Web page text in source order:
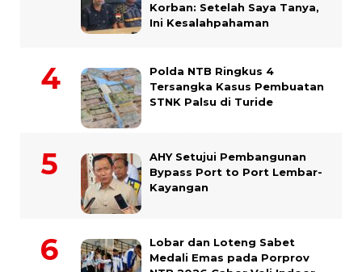
Korban: Setelah Saya Tanya,
Ini Kesalahpahaman
Polda NTB Ringkus 4
Tersangka Kasus Pembuatan
STNK Palsu di Turide
AHY Setujui Pembangunan
Bypass Port to Port Lembar-
Kayangan
Lobar dan Loteng Sabet
Medali Emas pada Porprov